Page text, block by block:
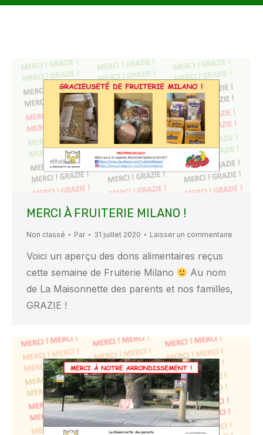
MERCI À FRUITERIE MILANO !
Non classé Par 31 juillet 2020 Laisser un commentaire
Voici un aperçu des dons alimentaires reçus
cette semaine de Fruiterie Milano
Au nom
de La Maisonnette des parents et nos familles,
GRAZIE !